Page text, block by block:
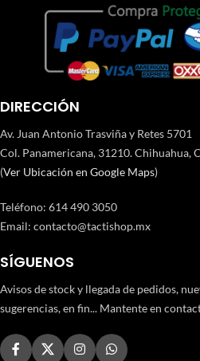
DIRECCIÓN
Av. Juan Antonio Trasviña y Retes 5701
Col. Panamericana, 31210. Chihuahua,
(Ver Ubicación en Google Maps)
Teléfono: 614 490 3050
Email: contacto@tactishop.mx
SÍGUENOS
Avisos de stock y llegada de pedidos,
sugerencias, en fin... Mantente en